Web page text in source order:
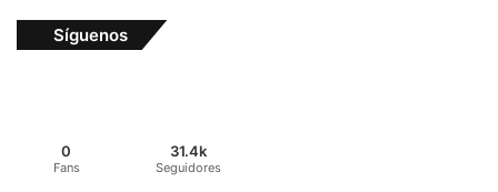
Síguenos
0
Fans
31.4k
Seguidores